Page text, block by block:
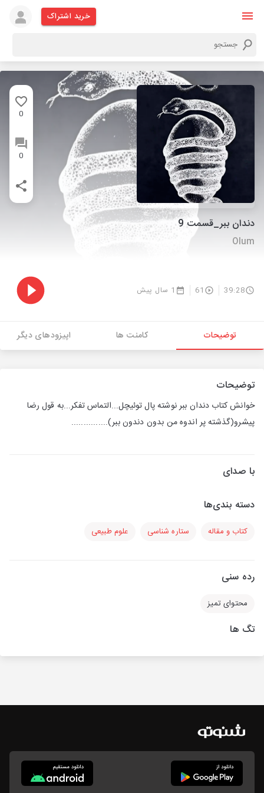
خرید اشتراک
0
0
دندان ببر_قسمت 9
Olum
39:28
61 1 سال پیش
توضیحات کامنت ها اپیزودهای دیگر
توضیحات
خوانش کتاب دندان ببر نوشته پال توئیچل...التماس تفکر...به قول رضا
پیشرو(گذشته پر اندوه من بدون دندون ببر)...............
با صدای
دسته بندی‌ها
کتاب و مقاله ستاره شناسی علوم طبیعی
رده سنی
محتوای تمیز
تگ ها